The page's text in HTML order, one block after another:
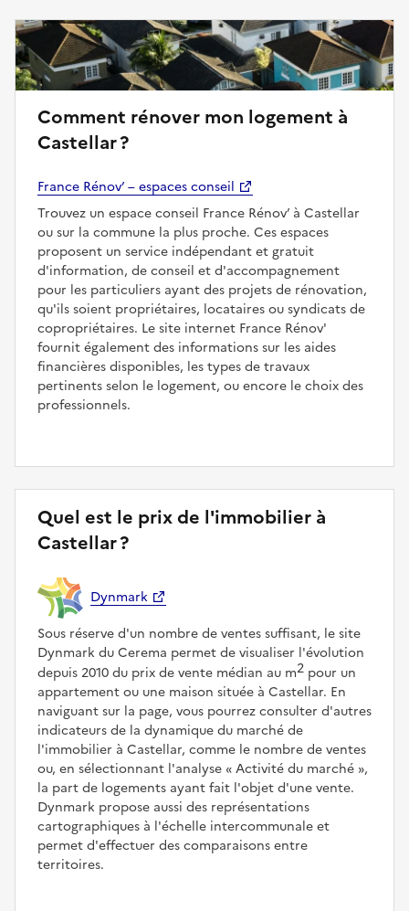
Comment rénover mon logement à
Castellar ?
France Rénov’ – espaces conseil
Trouvez un espace conseil France Rénov’ à Castellar
ou sur la commune la plus proche. Ces espaces
proposent un service indépendant et gratuit
d'information, de conseil et d'accompagnement
pour les particuliers ayant des projets de rénovation,
qu'ils soient propriétaires, locataires ou syndicats de
copropriétaires. Le site internet France Rénov'
fournit également des informations sur les aides
financières disponibles, les types de travaux
pertinents selon le logement, ou encore le choix des
professionnels.
Quel est le prix de l'immobilier à
Castellar ?
Dynmark
Sous réserve d'un nombre de ventes suffisant, le site
Dynmark du Cerema permet de visualiser l'évolution
depuis 2010 du prix de vente médian au m2 pour un
appartement ou une maison située à Castellar. En
naviguant sur la page, vous pourrez consulter d'autres
indicateurs de la dynamique du marché de
l'immobilier à Castellar, comme le nombre de ventes
ou, en sélectionnant l'analyse
Activité du marché ,
la part de logements ayant fait l'objet d'une vente.
Dynmark propose aussi des représentations
cartographiques à l'échelle intercommunale et
permet d'effectuer des comparaisons entre
territoires.